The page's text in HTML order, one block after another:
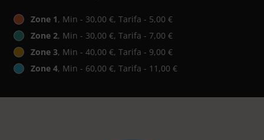
Zone 1, Min - 30,00 €, Tarifa - 5,00 €
Zone 2, Min - 30,00 €, Tarifa - 7,00 €
Zone 3, Min - 40,00 €, Tarifa - 9,00 €
Zone 4, Min - 60,00 €, Tarifa - 11,00 €